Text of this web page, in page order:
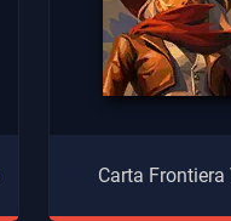
Carta Frontiera